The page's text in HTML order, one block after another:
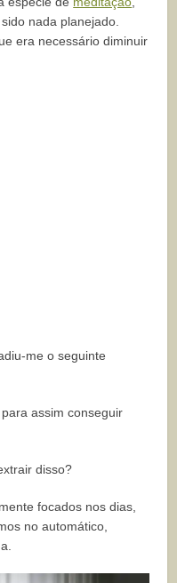
nada planejado.
era necessário diminuir
me o seguinte
assim conseguir
disso?
focados nos dias,
no automático,